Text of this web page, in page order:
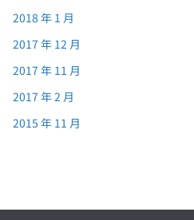
2018 年 1 月
2017 年 12 月
2017 年 11 月
2017 年 2 月
2015 年 11 月